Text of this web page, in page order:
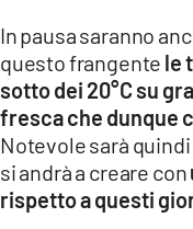
In pausa saranno
questo frangente le
sotto dei 20°C su
fresca che dunque
Notevole sarà
si andrà a creare con
rispetto a questi